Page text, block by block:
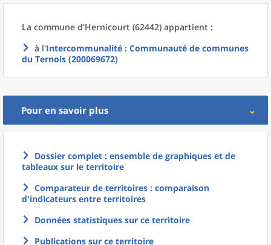
La commune d'Hernicourt (62442) appartient :
à l'Intercommunalité : Communauté de communes
du Ternois (200069672)
Pour en savoir plus
Dossier complet : ensemble de graphiques et de
tableaux sur le territoire
Comparateur de territoires : comparaison
d'indicateurs entre territoires
Données statistiques sur ce territoire
Publications sur ce territoire